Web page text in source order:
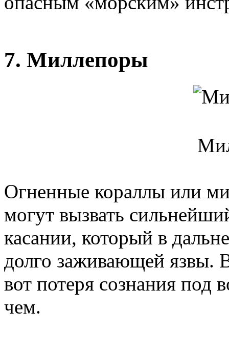
7. Миллепоры
Огненные кораллы или
могут вызвать
касании, который в
долго заживающей язвы.
вот потеря сознания под
чем.